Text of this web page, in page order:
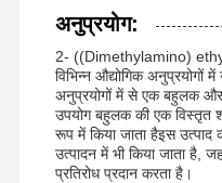
अनुरोध
आयरन ऑक्साइड
डिमेथिलामिनोएथिल मेथाक्रिलेट
मेथाक्रिलोयलोक्सीएथिल
अनुप्रयोग:
2- ((Dimethylamino)
विभिन्न औद्योगिक अनुप्रयोगों
अनुप्रयोगों में से एक बहुलक
उपयोग बहुलक की एक विस्तृत
रूप में किया जाता हैइस
उत्पादन में भी किया जाता
प्रतिरोध प्रदान करता है।